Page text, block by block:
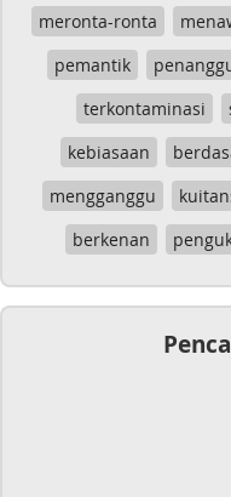
meronta-ronta
pemantik
terkontaminasi
kebiasaan
mengganggu
berkenan